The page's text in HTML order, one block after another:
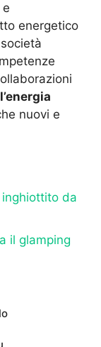
energetico
nuovi e
da
il glamping